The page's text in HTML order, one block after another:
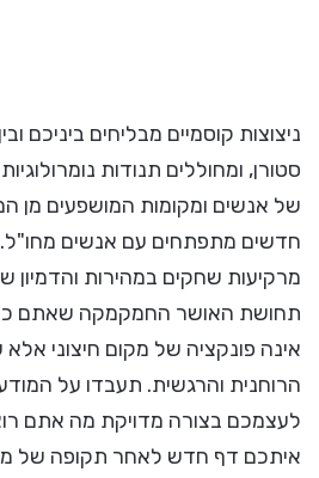
ניצוצות קוסמיים מבליחים ביניכם
סטורן, ומחוללים תנודות
חדשים מתפתחים עם אנשים מחו"ל.
מרקיעות שחקים במהירות והדמיון
תחושת האושר החמקמקה שאתם
אינה פונקציה של מקום חיצוני
הרוחנית והרגשית. תעבדו על
לעצמכם בצורה מדויקת מה אתם
איתכם דף חדש לאחר תקופה של